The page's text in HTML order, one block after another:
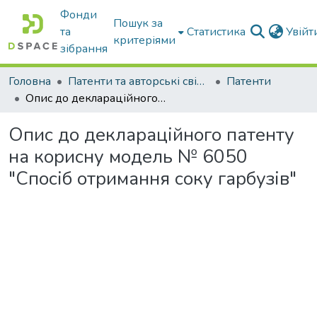
Фонди
та
зібрання
Пошук за
критеріями
Статистика
Головна Патенти та авторські свідоцтва
Патенти
Опис до деклараційного патенту на корисну модель № 6050 "Спосіб отримання соку гарбузів"
Опис до деклараційного патенту
на корисну модель № 6050
"Спосіб отримання соку гарбузів"